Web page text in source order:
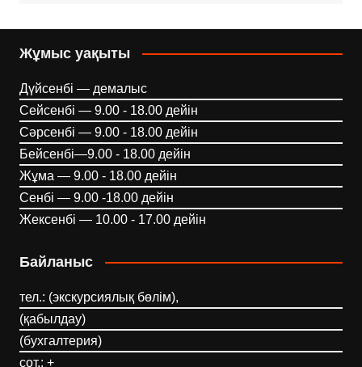
Жұмыс уақыты
Дүйсенбі — демалыс
Сейсенбі — 9.00 - 18.00 дейін
Сәрсенбі — 9.00 - 18.00 дейін
Бейсенбі—9.00 - 18.00 дейін
Жұма — 9.00 - 18.00 дейін
Сенбі — 9.00 -18.00 дейін
Жексенбі — 10.00 - 17.00 дейін
Байланыс
тел.: (экскурсиялық бөлім),
(қабылдау)
(бухгалтерия)
сот.: +